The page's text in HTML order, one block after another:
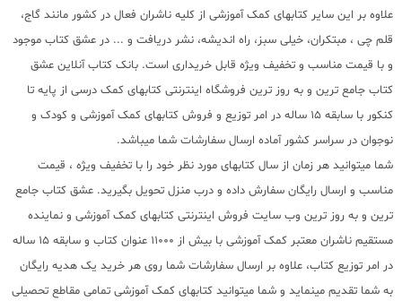
علاوه بر این سایر کتابهای کمک آموزشی از کلیه ناشران فعال در کشور مانند گاج،
قلم چی ، مبتکران، خیلی سبز، راه اندیشه، نشر دریافت و ... در عشق کتاب موجود
و با قیمت مناسب و تخفیف ویژه قابل خریداری است. بانک کتاب آنلاین عشق
کتاب جامع ترین و به روز ترین فروشگاه اینترنتی کتابهای کمک درسی از پایه تا
کنکور با سابقه 15 ساله در امر توزیع و فروش کتابهای کمک آموزشی و کودک و
نوجوان در سراسر کشور آماده ارسال سفارشات شما میباشد.
شما میتوانید هر زمان از سال کتابهای مورد نظر خود را با تخفیف ویژه ، قیمت
مناسب و ارسال رایگان سفارش داده و درب منزل تحویل بگیرید. عشق کتاب جامع
ترین و به روز ترین وب سایت فروش اینترنتی کتابهای کمک آموزشی و نماینده
مستقیم ناشران معتبر کمک آموزشی با بیش از 11000 عنوان کتاب و سابقه 15 ساله
در امر توزیع کتاب، علاوه بر ارسال سفارشات شما روی هر خرید یک هدیه رایگان
به شما تقدیم مینماید و شما میتوانید کتابهای کمک آموزشی تمامی مقاطع تحصیلی